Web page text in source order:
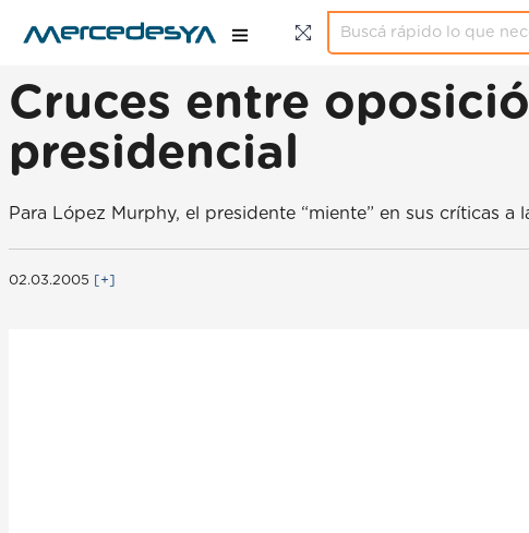
Cruces entre
presidencial
Para López Murphy, el presidente “miente” en sus críticas
02.03.2005 [+]